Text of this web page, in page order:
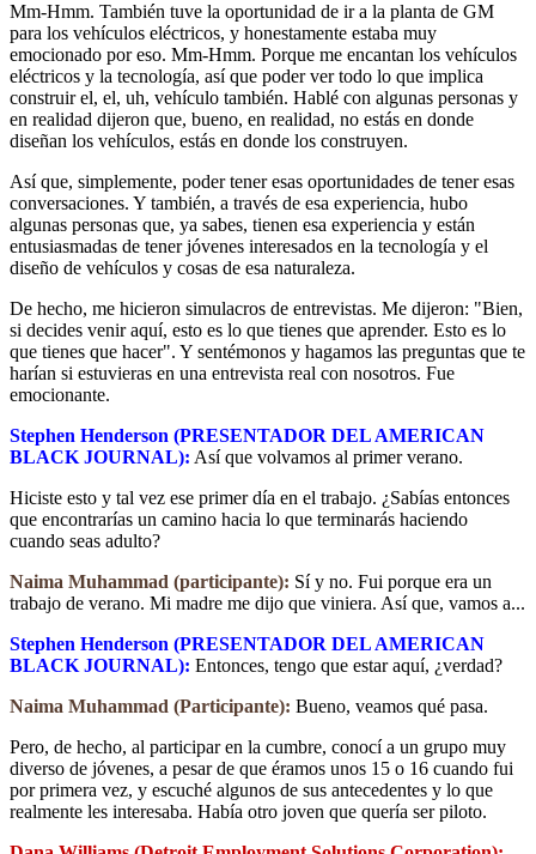
Mm-Hmm. También tuve la oportunidad de ir a la planta de GM
para los vehículos eléctricos, y honestamente estaba muy
emocionado por eso. Mm-Hmm. Porque me encantan los vehículos
eléctricos y la tecnología, así que poder ver todo lo que implica
construir el, el, uh, vehículo también. Hablé con algunas personas y
en realidad dijeron que, bueno, en realidad, no estás en donde
diseñan los vehículos, estás en donde los construyen.
Así que, simplemente, poder tener esas oportunidades de tener esas
conversaciones. Y también, a través de esa experiencia, hubo
algunas personas que, ya sabes, tienen esa experiencia y están
entusiasmadas de tener jóvenes interesados en la tecnología y el
diseño de vehículos y cosas de esa naturaleza.
De hecho, me hicieron simulacros de entrevistas. Me dijeron: "Bien,
si decides venir aquí, esto es lo que tienes que aprender. Esto es lo
que tienes que hacer". Y sentémonos y hagamos las preguntas que te
harían si estuvieras en una entrevista real con nosotros. Fue
emocionante.
Stephen Henderson (PRESENTADOR DEL AMERICAN
BLACK JOURNAL): Así que volvamos al primer verano.
Hiciste esto y tal vez ese primer día en el trabajo. ¿Sabías entonces
que encontrarías un camino hacia lo que terminarás haciendo
cuando seas adulto?
Naima Muhammad (participante): Sí y no. Fui porque era un
trabajo de verano. Mi madre me dijo que viniera. Así que, vamos a...
Stephen Henderson (PRESENTADOR DEL AMERICAN
BLACK JOURNAL): Entonces, tengo que estar aquí, ¿verdad?
Naima Muhammad (Participante): Bueno, veamos qué pasa.
Pero, de hecho, al participar en la cumbre, conocí a un grupo muy
diverso de jóvenes, a pesar de que éramos unos 15 o 16 cuando fui
por primera vez, y escuché algunos de sus antecedentes y lo que
realmente les interesaba. Había otro joven que quería ser piloto.